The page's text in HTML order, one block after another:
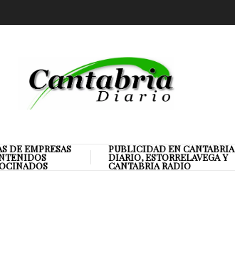
DE EMPRESAS PUBLICIDAD EN CANTABRIA
DIARIO, ESTORRELAVEGA Y
CANTABRIA RADIO